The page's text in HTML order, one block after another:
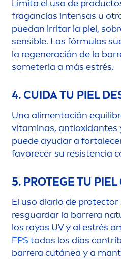
Limita el uso de
fragancias intensas u
puedan irritar la piel,
sensible. Las fórmulas
la regeneración de la
someterla a más estrés.
4. CUIDA TU PIEL
Una alimentación
vitaminas, antioxidantes
puede ayudar a
favorecer su resistencia
5. PROTEGE TU PIEL
El uso diario de protector
resguardar la barrera
los rayos UV y al estrés
FPS todos los días
barrera cutánea y a